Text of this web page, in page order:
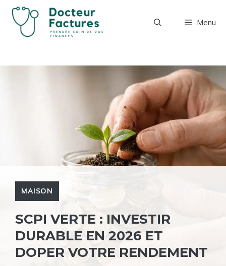
Aller
contenu
Menu
MAISON
SCPI VERTE : INVESTIR
DURABLE EN 2026 ET
DOPER VOTRE RENDEMENT